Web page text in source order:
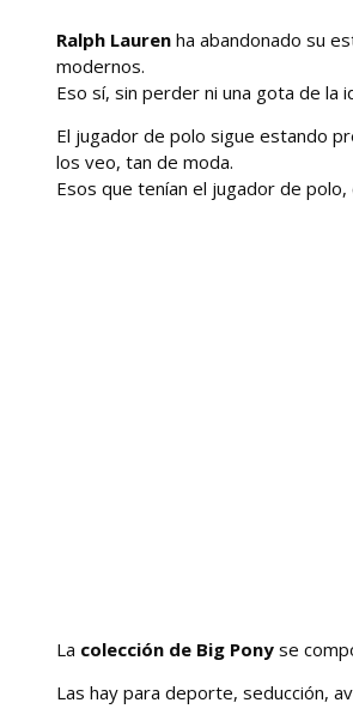
Ralph Lauren ha abandonado su
modernos.
Eso sí, sin perder ni una gota de la
El jugador de polo sigue estando
los veo, tan de moda.
Esos que tenían el jugador de polo,
La colección de Big Pony se
Las hay para deporte, seducción,